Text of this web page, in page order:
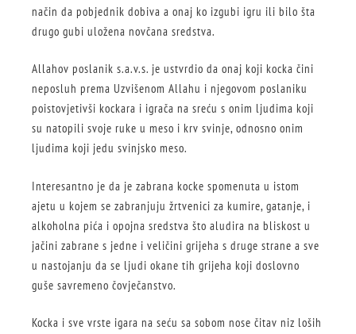
način da pobjednik dobiva a onaj ko izgubi igru ili bilo šta
drugo gubi uložena novčana sredstva.
Allahov poslanik s.a.v.s. je ustvrdio da onaj koji kocka čini
neposluh prema Uzvišenom Allahu i njegovom poslaniku
poistovjetivši kockara i igrača na sreću s onim ljudima koji
su natopili svoje ruke u meso i krv svinje, odnosno onim
ljudima koji jedu svinjsko meso.
Interesantno je da je zabrana kocke spomenuta u istom
ajetu u kojem se zabranjuju žrtvenici za kumire, gatanje, i
alkoholna pića i opojna sredstva što aludira na bliskost u
jačini zabrane s jedne i veličini grijeha s druge strane a sve
u nastojanju da se ljudi okane tih grijeha koji doslovno
guše savremeno čovječanstvo.
Kocka i sve vrste igara na seću sa sobom nose čitav niz loših